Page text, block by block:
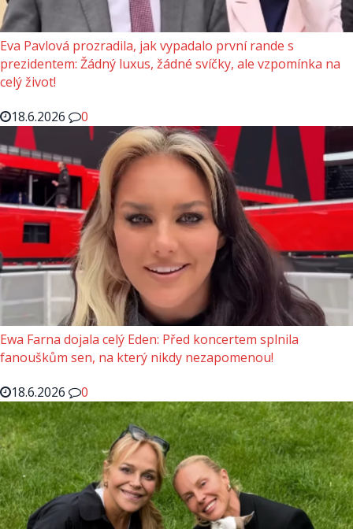
Eva Pavlová prozradila, jak vypadalo první rande s
prezidentem: Žádný luxus, žádné svíčky, ale vzpomínka na
celý život!
18.6.2026
0
Ewa Farna dojala celý Eden: Před koncertem splnila
fanouškům sen, na který nikdy nezapomenou!
18.6.2026
0